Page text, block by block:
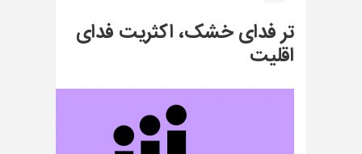
تر فدای خشک، اکثریت فدای
اقلیت